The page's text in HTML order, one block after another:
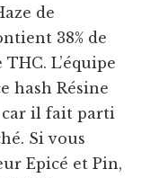
de
38% de
L’équipe
hash Résine
car il fait parti
Si vous
Epicé et Pin,